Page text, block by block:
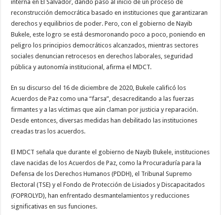
interna en El Salvador, dando paso al inicio de un proceso de
reconstrucción democrática basado en instituciones que garantizaran
derechos y equilibrios de poder. Pero, con el gobierno de Nayib
Bukele, este logro se está desmoronando poco a poco, poniendo en
peligro los principios democráticos alcanzados, mientras sectores
sociales denuncian retrocesos en derechos laborales, seguridad
pública y autonomía institucional, afirma el MDCT.
En su discurso del 16 de diciembre de 2020, Bukele calificó los
Acuerdos de Paz como una “farsa”, desacreditando a las fuerzas
firmantes y a las víctimas que aún claman por justicia y reparación.
Desde entonces, diversas medidas han debilitado las instituciones
creadas tras los acuerdos.
El MDCT señala que durante el gobierno de Nayib Bukele, instituciones
clave nacidas de los Acuerdos de Paz, como la Procuraduría para la
Defensa de los Derechos Humanos (PDDH), el Tribunal Supremo
Electoral (TSE) y el Fondo de Protección de Lisiados y Discapacitados
(FOPROLYD), han enfrentado desmantelamientos y reducciones
significativas en sus funciones.